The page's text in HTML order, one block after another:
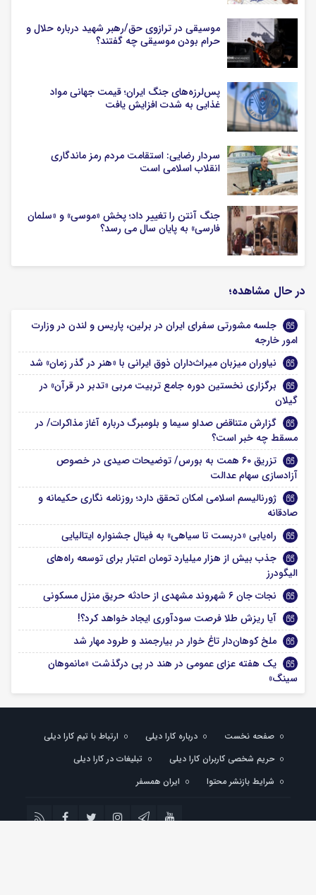
موسیقی در ترازوی حق/رهبر شهید درباره حلال و
حرام بودن موسیقی چه گفتند؟
پس‌لرزه‌های جنگ ایران؛ قیمت جهانی مواد
غذایی به شدت افزایش یافت
سردار رضایی: استقامت مردم رمز ماندگاری
انقلاب اسلامی است
جنگ آنتن را تغییر داد؛ پخش «موسی» و «سلمان
فارسی» به پایان سال می رسد؟
در حال مشاهده؛
جلسه مشورتی سفرای ایران در برلین، پاریس و لندن در وزارت
امور خارجه
نیاوران میزبان میراث‌داران ذوق ایرانی با «هنر در گذر زمان» شد
برگزاری نخستین دوره جامع تربیت مربی «تدبر در قرآن» در
گیلان
گزارش متناقض صداو سیما و بلومبرگ درباره آغاز مذاکرات/ در
مسقط چه خبر است؟
تزریق ۶۰ همت به بورس/ توضیحات صیدی در خصوص
آزادسازی سهام عدالت
ژورنالیسم اسلامی امکان تحقق دارد؛ روزنامه نگاری حکیمانه و
صادقانه
راه‌یابی «دربست تا سیاهی» به فینال جشنواره ایتالیایی
جذب بیش از هزار میلیارد تومان اعتبار برای توسعه راه‌های
الیگودرز
نجات جان ۶ شهروند مشهدی از حادثه حریق منزل مسکونی
آیا ریزش طلا فرصت سودآوری ایجاد خواهد کرد؟!
ملخ کوهان‌دار تاغ خوار در بیارجمند و طرود مهار شد
یک هفته عزای عمومی در هند در پی درگذشت «مانموهان
سینگ»
صفحه نخست درباره کارا دیلی
ارتباط با تیم کارا دیلی
حریم شخصی کاربران کارا دیلی
تبلیغات در کارا دیلی
شرایط بازنشر محتوا
ایران همسفر